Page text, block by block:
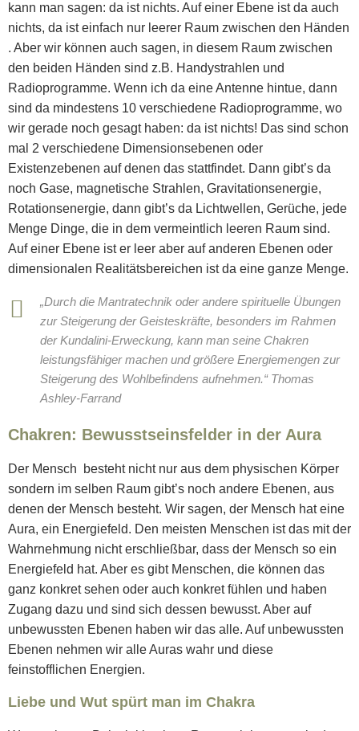
kann man sagen: da ist nichts. Auf einer Ebene ist da auch
nichts, da ist einfach nur leerer Raum zwischen den Händen
. Aber wir können auch sagen, in diesem Raum zwischen
den beiden Händen sind z.B. Handystrahlen und
Radioprogramme. Wenn ich da eine Antenne hintue, dann
sind da mindestens 10 verschiedene Radioprogramme, wo
wir gerade noch gesagt haben: da ist nichts! Das sind schon
mal 2 verschiedene Dimensionsebenen oder
Existenzebenen auf denen das stattfindet. Dann gibt’s da
noch Gase, magnetische Strahlen, Gravitationsenergie,
Rotationsenergie, dann gibt’s da Lichtwellen, Gerüche, jede
Menge Dinge, die in dem vermeintlich leeren Raum sind.
Auf einer Ebene ist er leer aber auf anderen Ebenen oder
dimensionalen Realitätsbereichen ist da eine ganze Menge.
„Durch die Mantratechnik oder andere spirituelle Übungen
zur Steigerung der Geisteskräfte, besonders im Rahmen
der Kundalini-Erweckung, kann man seine Chakren
leistungsfähiger machen und größere Energiemengen zur
Steigerung des Wohlbefindens aufnehmen.“ Thomas
Ashley-Farrand
Chakren: Bewusstseinsfelder in der Aura
Der Mensch besteht nicht nur aus dem physischen Körper
sondern im selben Raum gibt’s noch andere Ebenen, aus
denen der Mensch besteht. Wir sagen, der Mensch hat eine
Aura, ein Energiefeld. Den meisten Menschen ist das mit der
Wahrnehmung nicht erschließbar, dass der Mensch so ein
Energiefeld hat. Aber es gibt Menschen, die können das
ganz konkret sehen oder auch konkret fühlen und haben
Zugang dazu und sind sich dessen bewusst. Aber auf
unbewussten Ebenen haben wir das alle. Auf unbewussten
Ebenen nehmen wir alle Auras wahr und diese
feinstofflichen Energien.
Liebe und Wut spürt man im Chakra